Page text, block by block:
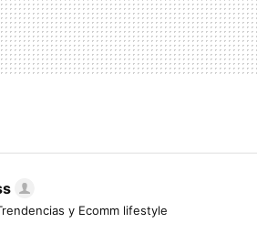
y Ecomm lifestyle